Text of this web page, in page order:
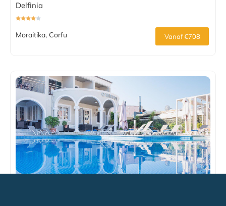
Delfinia
Moraitika, Corfu Vanaf €708